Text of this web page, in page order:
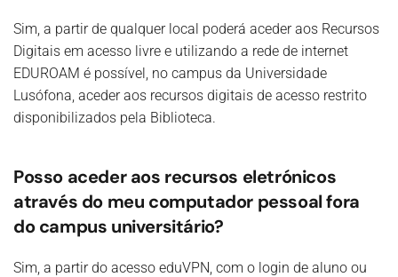
Sim, a partir de qualquer local poderá aceder aos Recursos
Digitais em acesso livre e utilizando a rede de internet
EDUROAM é possível, no campus da Universidade
Lusófona, aceder aos recursos digitais de acesso restrito
disponibilizados pela Biblioteca.
Posso aceder aos recursos eletrónicos
através do meu computador pessoal fora
do campus universitário?
Sim, a partir do acesso eduVPN, com o login de aluno ou